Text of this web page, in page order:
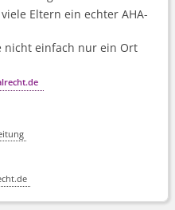
Eltern ein echter AHA-
nicht einfach nur ein Ort